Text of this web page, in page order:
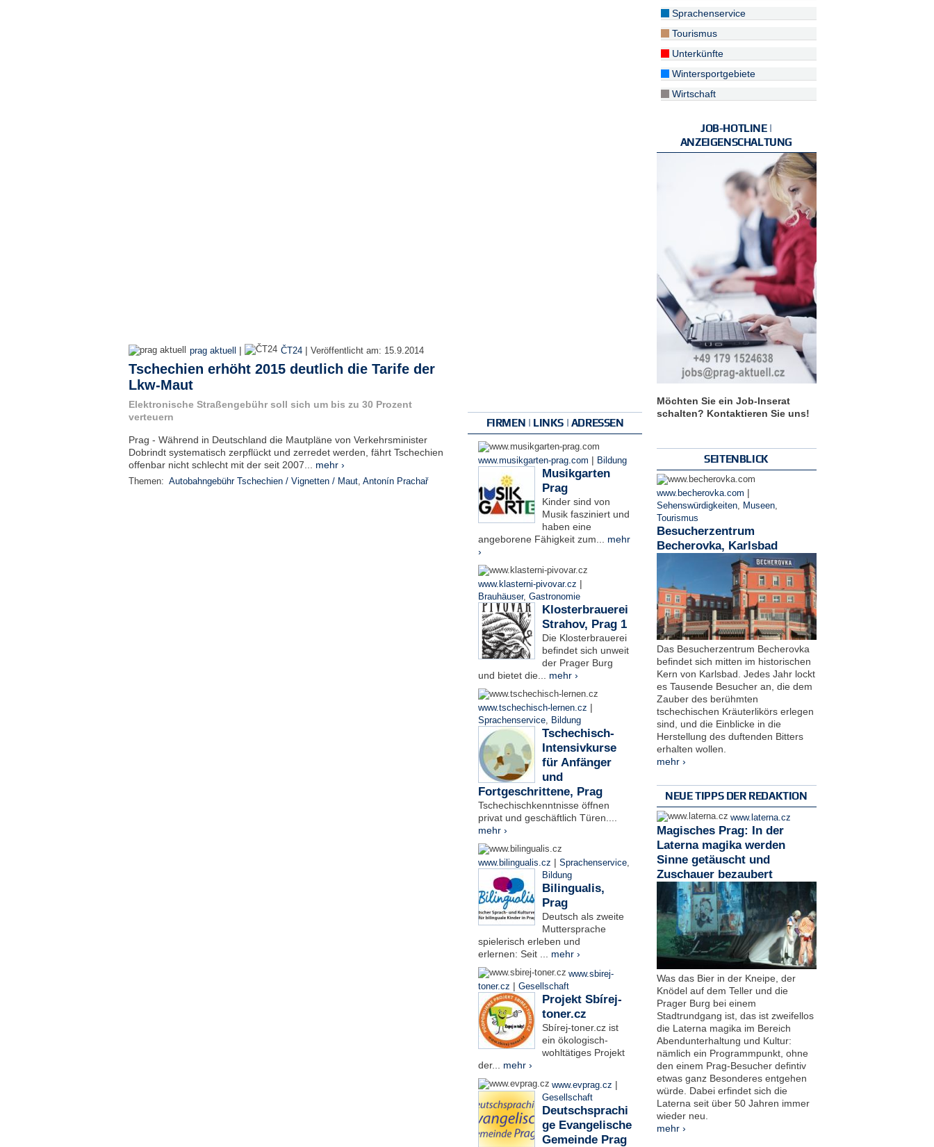
prag aktuell | ČT24 | Veröffentlicht am: 15.9.2014
Tschechien erhöht 2015 deutlich die Tarife der
Lkw-Maut
Elektronische Straßengebühr soll sich um bis zu 30 Prozent
verteuern
Prag - Während in Deutschland die Mautpläne von Verkehrsminister
Dobrindt systematisch zerpflückt und zerredet werden, fährt Tschechien
offenbar nicht schlecht mit der seit 2007... mehr ›
Themen: Autobahngebühr Tschechien / Vignetten / Maut, Antonín Prachař
FIRMEN | LINKS | ADRESSEN
www.musikgarten-prag.com | Bildung
Musikgarten
Prag
Kinder sind von
Musik fasziniert und
haben eine
angeborene Fähigkeit zum... mehr
›
www.klasterni-pivovar.cz |
Brauhäuser, Gastronomie
Klosterbrauerei
Strahov, Prag 1
Die Klosterbrauerei
befindet sich unweit
der Prager Burg
und bietet die... mehr ›
www.tschechisch-lernen.cz |
Sprachenservice, Bildung
Tschechisch-
Intensivkurse
für Anfänger
und
Fortgeschrittene, Prag
Tschechischkenntnisse öffnen
privat und geschäftlich Türen....
mehr ›
www.bilingualis.cz | Sprachenservice,
Bildung
Bilingualis,
Prag
Deutsch als zweite
Muttersprache
spielerisch erleben und
erlernen: Seit ... mehr ›
www.sbirej-
toner.cz | Gesellschaft
Projekt Sbírej-
toner.cz
Sbírej-toner.cz ist
ein ökologisch-
wohltätiges Projekt
der... mehr ›
www.evprag.cz |
Gesellschaft
Deutschsprachi
ge Evangelische
Gemeinde Prag
Sprachenservice
Tourismus
Unterkünfte
Wintersportgebiete
Wirtschaft
JOB-HOTLINE |
ANZEIGENSCHALTUNG
Möchten Sie ein Job-Inserat
schalten? Kontaktieren Sie uns!
SEITENBLICK
www.becherovka.com |
Sehenswürdigkeiten, Museen,
Tourismus
Besucherzentrum
Becherovka, Karlsbad
Das Besucherzentrum Becherovka
befindet sich mitten im historischen
Kern von Karlsbad. Jedes Jahr lockt
es Tausende Besucher an, die dem
Zauber des berühmten
tschechischen Kräuterlikörs erlegen
sind, und die Einblicke in die
Herstellung des duftenden Bitters
erhalten wollen.
mehr ›
NEUE TIPPS DER REDAKTION
www.laterna.cz
Magisches Prag: In der
Laterna magika werden
Sinne getäuscht und
Zuschauer bezaubert
Was das Bier in der Kneipe, der
Knödel auf dem Teller und die
Prager Burg bei einem
Stadtrundgang ist, das ist zweifellos
die Laterna magika im Bereich
Abendunterhaltung und Kultur:
nämlich ein Programmpunkt, ohne
den einem Prag-Besucher defintiv
etwas ganz Besonderes entgehen
würde. Dabei erfindet sich die
Laterna seit über 50 Jahren immer
wieder neu.
mehr ›